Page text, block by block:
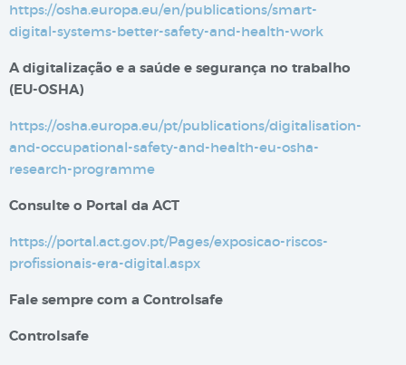
https://osha.europa.eu/en/publications/smart-
digital-systems-better-safety-and-health-work
A digitalização e a saúde e segurança no trabalho
(EU-OSHA)
https://osha.europa.eu/pt/publications/digitalisation-
and-occupational-safety-and-health-eu-osha-
research-programme
Consulte o Portal da ACT
https://portal.act.gov.pt/Pages/exposicao-riscos-
profissionais-era-digital.aspx
Fale sempre com a Controlsafe
Controlsafe